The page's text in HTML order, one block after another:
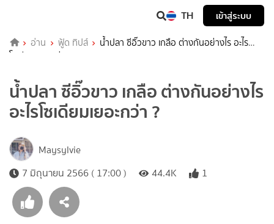
TH เข้าสู่ระบบ
อ่าน ฟู้ด ทิปส์
น้ำปลา ซีอิ๊วขาว เกลือ ต่างกันอย่างไร อะไร
โซเดียมเยอะกว่า ?
น้ำปลา ซีอิ๊วขาว เกลือ ต่างกันอย่างไร
อะไรโซเดียมเยอะกว่า ?
Maysylvie
7 มิถุนายน 2566 ( 17:00 )
44.4K 1